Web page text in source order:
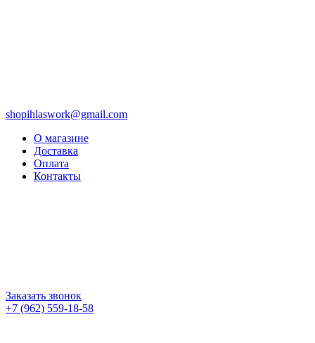
shopihlaswork@gmail.com
О магазине
Доставка
Оплата
Контакты
Заказать звонок
+7 (962) 559-18-58